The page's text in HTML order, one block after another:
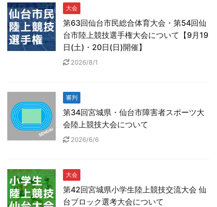
大会
第63回仙台市民総合体育大会・第54回仙
台市陸上競技選手権大会について【9月19
日(土)・20日(日)開催】
2026/8/1
審判
第34回宮城県・仙台市障害者スポーツ大
会陸上競技大会について
2026/6/6
大会
第42回宮城県小学生陸上競技交流大会 仙
台ブロック選考大会について